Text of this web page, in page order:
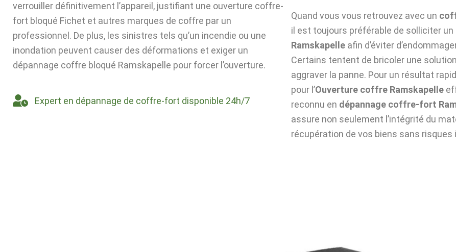
verrouiller définitivement l’appareil, justifiant une ouverture coffre-
fort bloqué Fichet et autres marques de coffre par un
professionnel. De plus, les sinistres tels qu’un incendie ou une
inondation peuvent causer des déformations et exiger un
dépannage coffre bloqué Ramskapelle pour forcer l’ouverture.
Expert en dépannage de coffre-fort disponible 24h/7
Quand vous vous retrouvez avec un
il est toujours préférable de solliciter un
Ramskapelle afin d’éviter
Certains tentent de bricoler une
aggraver la panne. Pour un résultat
pour l’Ouverture coffre Ramskapelle
reconnu en dépannage coffre-fort
assure non seulement l’intégrité du
récupération de vos biens sans risques